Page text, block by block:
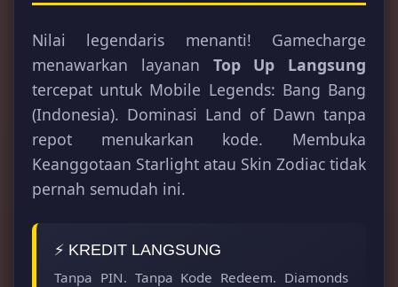
Nilai legendaris menanti! Gamecharge
menawarkan layanan Top Up Langsung
tercepat untuk Mobile Legends: Bang Bang
(Indonesia). Dominasi Land of Dawn tanpa
repot menukarkan kode. Membuka
Keanggotaan Starlight atau Skin Zodiac tidak
pernah semudah ini.
⚡ KREDIT LANGSUNG
Tanpa PIN. Tanpa Kode Redeem. Diamonds